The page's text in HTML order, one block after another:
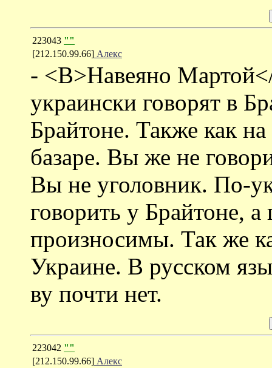
223043 ""
[212.150.99.66] Алекс
- <B>Навеяно
украински говорят в
Брайтоне. Также как
базаре. Вы же не
Вы не уголовник. По-
говорить у Брайтоне, а
произносимы. Так же
Украине. В русском
ву почти нет.
223042 ""
[212.150.99.66] Алекс